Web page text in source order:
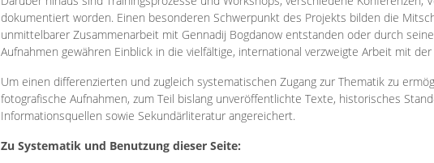
dokumentiert worden. Einen besonderen Schwerpunkt des Projekts bilden die
unmittelbarer Zusammenarbeit mit Gennadij Bogdanow entstanden oder durch
Aufnahmen gewähren Einblick in die vielfältige, international verzweigte Arbeit mit
Um einen differenzierten und zugleich systematischen Zugang zur Thematik zu
fotografische Aufnahmen, zum Teil bislang unveröffentlichte Texte, historisches
Informationsquellen sowie Sekundärliteratur angereichert.
Zu Systematik und Benutzung dieser Seite: